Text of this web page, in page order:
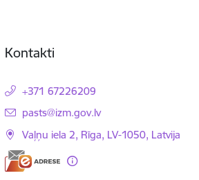
Kontakti
+371 67226209
E-pasts:
pasts@izm.gov.lv
Vaļņu iela 2, Rīga, LV-1050, Latvija